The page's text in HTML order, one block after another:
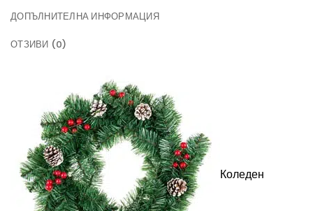
ДОПЪЛНИТЕЛНА ИНФОРМАЦИЯ
ОТЗИВИ (0)
Коледен